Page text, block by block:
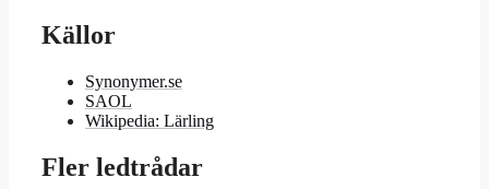
Källor
Synonymer.se
SAOL
Wikipedia: Lärling
Fler ledtrådar